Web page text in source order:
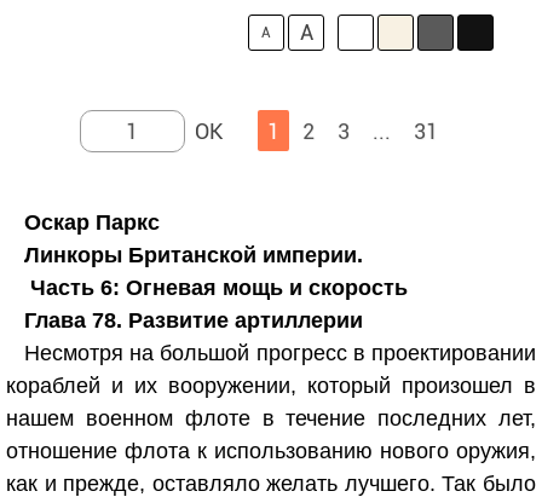
A A
1 2 3 ... 31
Оскар Паркс
Линкоры Британской империи.
Часть 6: Огневая мощь и скорость
Глава 78. Развитие артиллерии
Несмотря на большой прогресс в проектировании
кораблей и их вооружении, который произошел в
нашем военном флоте в течение последних лет,
отношение флота к использованию нового оружия,
как и прежде, оставляло желать лучшего. Так было